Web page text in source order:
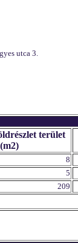
utca 3.
terület
(m2)
8
5
209